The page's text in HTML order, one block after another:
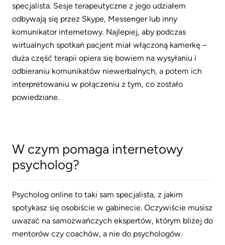
specjalista. Sesje terapeutyczne z jego udziałem
odbywają się przez Skype, Messenger lub inny
komunikator internetowy. Najlepiej, aby podczas
wirtualnych spotkań pacjent miał włączoną kamerkę –
duża część terapii opiera się bowiem na wysyłaniu i
odbieraniu komunikatów niewerbalnych, a potem ich
interpretowaniu w połączeniu z tym, co zostało
powiedziane.
W czym pomaga internetowy
psycholog?
Psycholog online to taki sam specjalista, z jakim
spotykasz się osobiście w gabinecie. Oczywiście musisz
uważać na samozwańczych ekspertów, którym bliżej do
mentorów czy coachów, a nie do psychologów.